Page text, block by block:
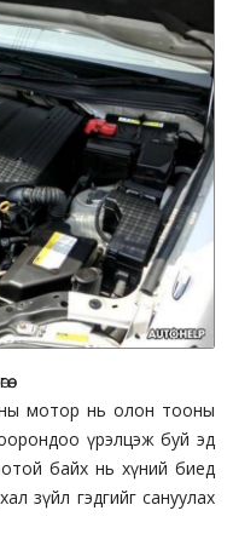
мотор нь олон тооны
үрэлцэж буй эд
байх нь хүний биед
зүйл гэдгийг сануулах